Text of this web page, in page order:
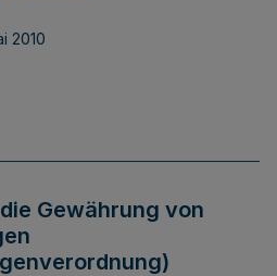
2010
Gewährung von